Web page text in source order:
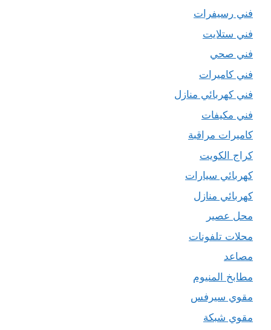
فني رسيفرات
فني ستلايت
فني صحي
فني كاميرات
فني كهربائي منازل
فني مكيفات
كاميرات مراقبة
كراج الكويت
كهربائي سيارات
كهربائي منازل
محل عصير
محلات تلفونات
مصاعد
مطابخ المنيوم
مقوي سيرفس
مقوي شبكة